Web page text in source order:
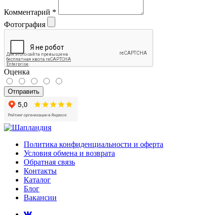
Комментарий *
Фотография
Оценка
Отправить
Политика конфиденциальности и оферта
Условия обмена и возврата
Обратная связь
Контакты
Каталог
Блог
Вакансии